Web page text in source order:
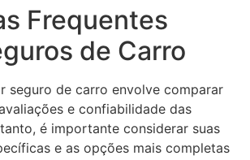
Frequentes
de Carro
seguro de carro envolve comparar
e confiabilidade das
é importante considerar suas
e as opções mais completas